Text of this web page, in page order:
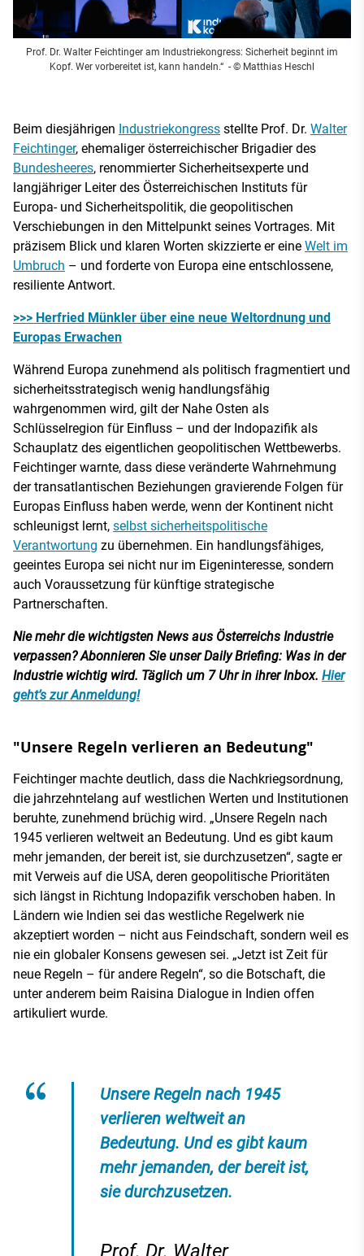
Prof. Dr. Walter Feichtinger am Industriekongress: Sicherheit beginnt im
Kopf. Wer vorbereitet ist, kann handeln.“ - © Matthias Heschl
Beim diesjährigen Industriekongress stellte Prof. Dr. Walter
Feichtinger, ehemaliger österreichischer Brigadier des
Bundesheeres, renommierter Sicherheitsexperte und
langjähriger Leiter des Österreichischen Instituts für
Europa- und Sicherheitspolitik, die geopolitischen
Verschiebungen in den Mittelpunkt seines Vortrages. Mit
präzisem Blick und klaren Worten skizzierte er eine Welt im
Umbruch – und forderte von Europa eine entschlossene,
resiliente Antwort.
>>> Herfried Münkler über eine neue Weltordnung und
Europas Erwachen
Während Europa zunehmend als politisch fragmentiert und
sicherheitsstrategisch wenig handlungsfähig
wahrgenommen wird, gilt der Nahe Osten als
Schlüsselregion für Einfluss – und der Indopazifik als
Schauplatz des eigentlichen geopolitischen Wettbewerbs.
Feichtinger warnte, dass diese veränderte Wahrnehmung
der transatlantischen Beziehungen gravierende Folgen für
Europas Einfluss haben werde, wenn der Kontinent nicht
schleunigst lernt, selbst sicherheitspolitische
Verantwortung zu übernehmen. Ein handlungsfähiges,
geeintes Europa sei nicht nur im Eigeninteresse, sondern
auch Voraussetzung für künftige strategische
Partnerschaften.
Nie mehr die wichtigsten News aus Österreichs Industrie
verpassen? Abonnieren Sie unser Daily Briefing: Was in der
Industrie wichtig wird. Täglich um 7 Uhr in ihrer Inbox. Hier
geht’s zur Anmeldung!
"Unsere Regeln verlieren an Bedeutung"
Feichtinger machte deutlich, dass die Nachkriegsordnung,
die jahrzehntelang auf westlichen Werten und Institutionen
beruhte, zunehmend brüchig wird. „Unsere Regeln nach
1945 verlieren weltweit an Bedeutung. Und es gibt kaum
mehr jemanden, der bereit ist, sie durchzusetzen“, sagte er
mit Verweis auf die USA, deren geopolitische Prioritäten
sich längst in Richtung Indopazifik verschoben haben. In
Ländern wie Indien sei das westliche Regelwerk nie
akzeptiert worden – nicht aus Feindschaft, sondern weil es
nie ein globaler Konsens gewesen sei. „Jetzt ist Zeit für
neue Regeln – für andere Regeln“, so die Botschaft, die
unter anderem beim Raisina Dialogue in Indien offen
artikuliert wurde.
Unsere Regeln nach 1945
verlieren weltweit an
Bedeutung. Und es gibt kaum
mehr jemanden, der bereit ist,
sie durchzusetzen.
Prof. Dr. Walter